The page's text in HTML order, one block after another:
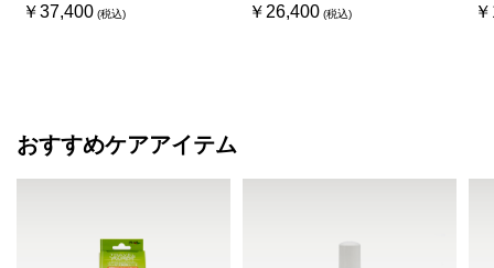
￥37,400 ￥26,400
おすすめケアアイテム